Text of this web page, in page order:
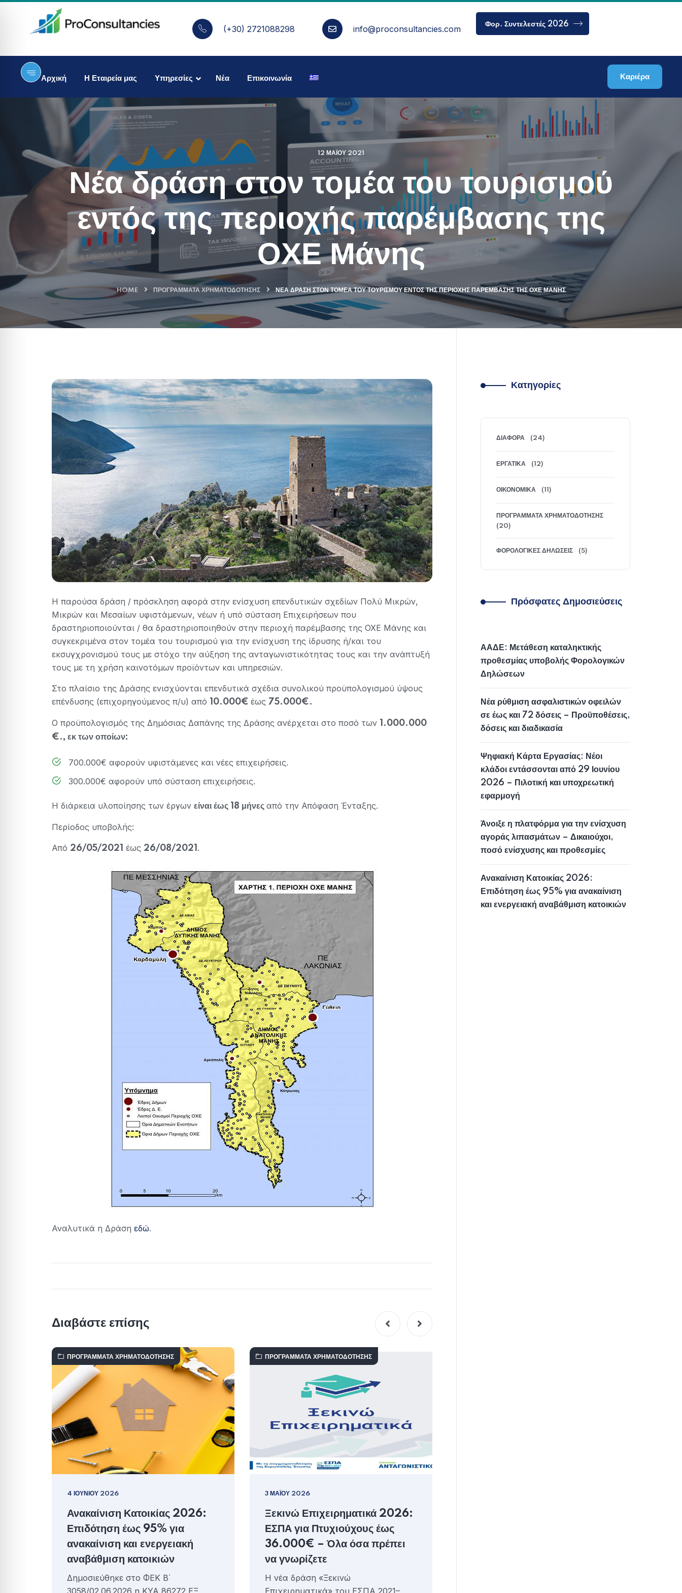
(+30) 2721088298 info@proconsultancies.com Φορ. Συντελεστές 2026
Αρχική Η Εταιρεία μας Υπηρεσίες Νέα Επικοινωνία Καριέρα
12 ΜΑΪ́ΟΥ 2021
Νέα δράση στον τομέα του τουρισμού
εντός της περιοχής παρέμβασης της
ΟΧΕ Μάνης
HOME ΠΡΟΓΡΆΜΜΑΤΑ ΧΡΗΜΑΤΟΔΌΤΗΣΗΣ ΝΈΑ ΔΡΆΣΗ ΣΤΟΝ ΤΟΜΈΑ ΤΟΥ ΤΟΥΡΙΣΜΟΎ ΕΝΤΌΣ ΤΗΣ ΠΕΡΙΟΧΉΣ ΠΑΡΈΜΒΑΣΗΣ ΤΗΣ ΟΧΕ ΜΆΝΗΣ
Η παρούσα δράση / πρόσκληση αφορά στην ενίσχυση επενδυτικών σχεδίων Πολύ Μικρών,
Μικρών και Μεσαίων υφιστάμενων, νέων ή υπό σύσταση Επιχειρήσεων που
δραστηριοποιούνται / θα δραστηριοποιηθούν στην περιοχή παρέμβασης της ΟΧΕ Μάνης και
συγκεκριμένα στον τομέα του τουρισμού για την ενίσχυση της ίδρυσης ή/και του
εκσυγχρονισμού τους με στόχο την αύξηση της ανταγωνιστικότητας τους και την ανάπτυξή
τους με τη χρήση καινοτόμων προϊόντων και υπηρεσιών.
Στο πλαίσιο της Δράσης ενισχύονται επενδυτικά σχέδια συνολικού προϋπολογισμού ύψους
επένδυσης (επιχορηγούμενος π/υ) από 10.000€ έως 75.000€.
Ο προϋπολογισμός της Δημόσιας Δαπάνης της Δράσης ανέρχεται στο ποσό των 1.000.000
€., εκ των οποίων:
700.000€ αφορούν υφιστάμενες και νέες επιχειρήσεις.
300.000€ αφορούν υπό σύσταση επιχειρήσεις.
Η διάρκεια υλοποίησης των έργων είναι έως 18 μήνες από την Απόφαση Ένταξης.
Περίοδος υποβολής:
Από 26/05/2021 έως 26/08/2021 .
Αναλυτικά η Δράση εδώ.
Διαβάστε επίσης
ΠΡΟΓΡΆΜΜΑΤΑ ΧΡΗΜΑΤΟΔΌΤΗΣΗΣ
4 ΙΟΥΝΊΟΥ 2026
Ανακαίνιση Κατοικίας 2026:
Επιδότηση έως 95% για
ανακαίνιση και ενεργειακή
αναβάθμιση κατοικιών
Δημοσιεύθηκε στο ΦΕΚ Β΄
3058/02.06.2026 η ΚΥΑ 86272 ΕΞ
ΠΡΟΓΡΆΜΜΑΤΑ ΧΡΗΜΑΤΟΔΌΤΗΣΗΣ
3 ΜΑΪ́ΟΥ 2026
Ξεκινώ Επιχειρηματικά 2026:
ΕΣΠΑ για Πτυχιούχους έως
36.000€ – Όλα όσα πρέπει
να γνωρίζετε
Η νέα δράση «Ξεκινώ
Επιχειρηματικά» του ΕΣΠΑ 2021–
Κατηγορίες
ΔΙΆΦΟΡΑ (24)
ΕΡΓΑΤΙΚΆ (12)
ΟΙΚΟΝΟΜΙΚΆ (11)
ΠΡΟΓΡΆΜΜΑΤΑ ΧΡΗΜΑΤΟΔΌΤΗΣΗΣ
(20)
ΦΟΡΟΛΟΓΙΚΈΣ ΔΗΛΏΣΕΙΣ (5)
Πρόσφατες Δημοσιεύσεις
ΑΑΔΕ: Μετάθεση καταληκτικής
προθεσμίας υποβολής Φορολογικών
Δηλώσεων
Νέα ρύθμιση ασφαλιστικών οφειλών
σε έως και 72 δόσεις – Προϋποθέσεις,
δόσεις και διαδικασία
Ψηφιακή Κάρτα Εργασίας: Νέοι
κλάδοι εντάσσονται από 29 Ιουνίου
2026 – Πιλοτική και υποχρεωτική
εφαρμογή
Άνοιξε η πλατφόρμα για την ενίσχυση
αγοράς λιπασμάτων – Δικαιούχοι,
ποσό ενίσχυσης και προθεσμίες
Ανακαίνιση Κατοικίας 2026:
Επιδότηση έως 95% για ανακαίνιση
και ενεργειακή αναβάθμιση κατοικιών